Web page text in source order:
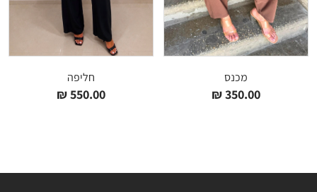
מכנס
350.00
₪
חליפה
550.00
₪